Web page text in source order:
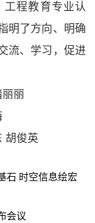
工程教育专业认
明了方向、明确
流、学习，促进
丽
胡俊英
石 时空信息绘宏
会议